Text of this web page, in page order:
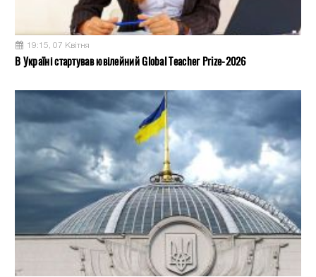
19:15, 07 Квітня
В Україні стартував ювілейний Global Teacher Prize-2026